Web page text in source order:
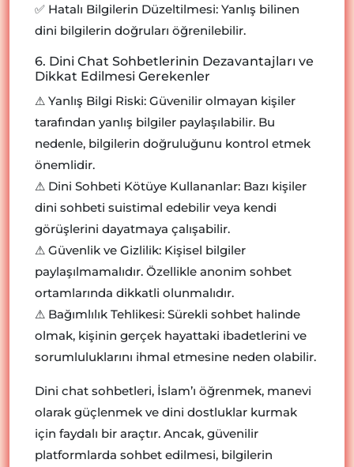
✅ Hatalı Bilgilerin Düzeltilmesi: Yanlış bilinen
dini bilgilerin doğruları öğrenilebilir.
6. Dini Chat Sohbetlerinin Dezavantajları ve
Dikkat Edilmesi Gerekenler
⚠ Yanlış Bilgi Riski: Güvenilir olmayan kişiler
tarafından yanlış bilgiler paylaşılabilir. Bu
nedenle, bilgilerin doğruluğunu kontrol etmek
önemlidir.
⚠ Dini Sohbeti Kötüye Kullananlar: Bazı kişiler
dini sohbeti suistimal edebilir veya kendi
görüşlerini dayatmaya çalışabilir.
⚠ Güvenlik ve Gizlilik: Kişisel bilgiler
paylaşılmamalıdır. Özellikle anonim sohbet
ortamlarında dikkatli olunmalıdır.
⚠ Bağımlılık Tehlikesi: Sürekli sohbet halinde
olmak, kişinin gerçek hayattaki ibadetlerini ve
sorumluluklarını ihmal etmesine neden olabilir.
Dini chat sohbetleri, İslam’ı öğrenmek, manevi
olarak güçlenmek ve dini dostluklar kurmak
için faydalı bir araçtır. Ancak, güvenilir
platformlarda sohbet edilmesi, bilgilerin